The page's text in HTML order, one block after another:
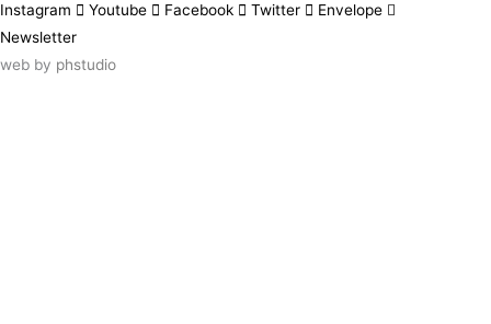
Instagram Youtube Facebook Twitter
Envelope
Newsletter
web by phstudio